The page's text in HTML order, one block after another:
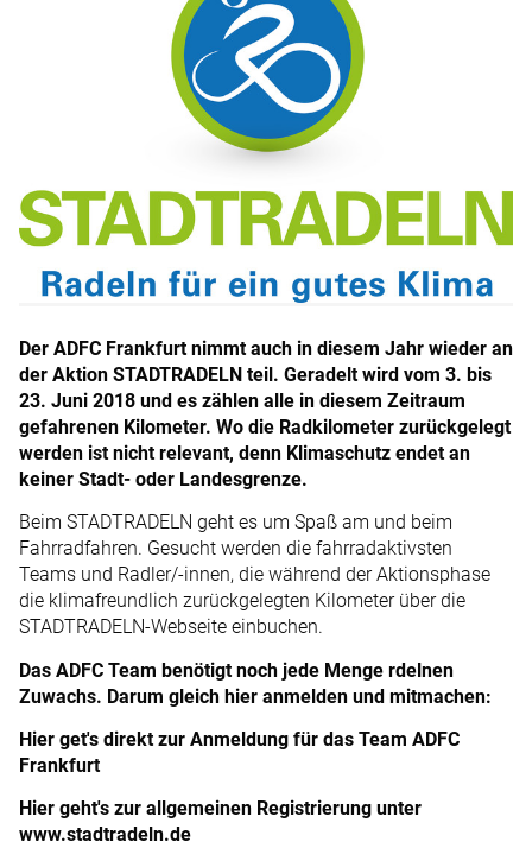
Der ADFC Frankfurt nimmt auch in diesem Jahr wieder an
der Aktion STADTRADELN teil. Geradelt wird vom 3. bis
23. Juni 2018 und es zählen alle in diesem Zeitraum
gefahrenen Kilometer. Wo die Radkilometer zurückgelegt
werden ist nicht relevant, denn Klimaschutz endet an
keiner Stadt- oder Landesgrenze.
Beim STADTRADELN geht es um Spaß am und beim
Fahrradfahren. Gesucht werden die fahrradaktivsten
Teams und Radler/-innen, die während der Aktionsphase
die klimafreundlich zurückgelegten Kilometer über die
STADTRADELN-Webseite einbuchen.
Das ADFC Team benötigt noch jede Menge rdelnen
Zuwachs. Darum gleich hier anmelden und mitmachen:
Hier get's direkt zur Anmeldung für das Team ADFC
Frankfurt
Hier geht's zur allgemeinen Registrierung unter
www.stadtradeln.de